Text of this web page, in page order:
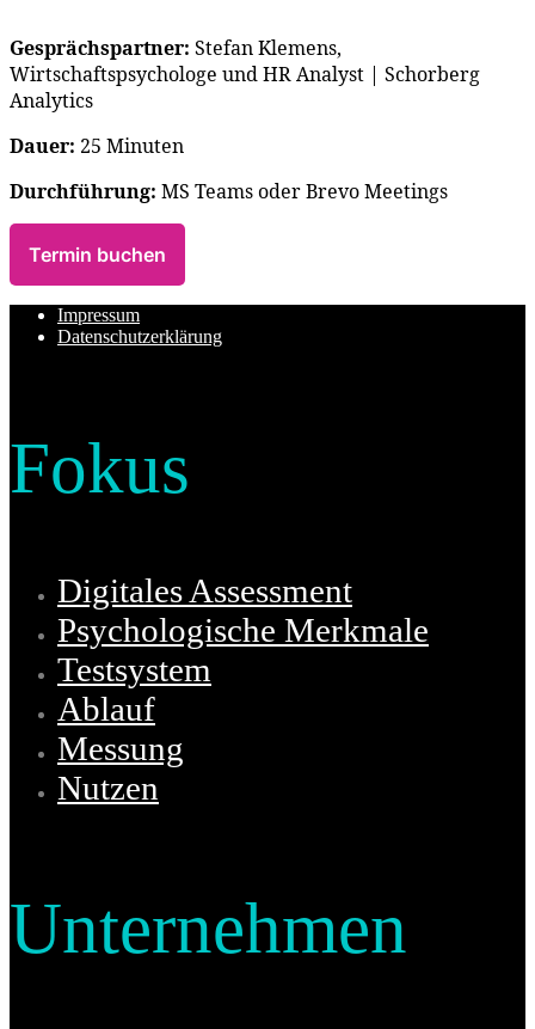
Gesprächspartner: Stefan Klemens,
Wirtschaftspsychologe und HR Analyst | Schorberg
Analytics
Dauer: 25 Minuten
Durchführung: MS Teams oder Brevo Meetings
Termin buchen
Impressum
Datenschutzerklärung
Fokus
Digitales Assessment
Psychologische Merkmale
Testsystem
Ablauf
Messung
Nutzen
Unternehmen